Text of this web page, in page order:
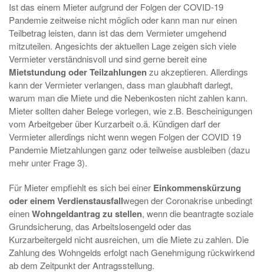
Ist das einem Mieter aufgrund der Folgen der COVID-19
Pandemie zeitweise nicht möglich oder kann man nur einen
Teilbetrag leisten, dann ist das dem Vermieter umgehend
mitzuteilen. Angesichts der aktuellen Lage zeigen sich viele
Vermieter verständnisvoll und sind gerne bereit eine
Mietstundung oder Teilzahlungenzu akzeptieren. Allerdings
kann der Vermieter verlangen, dass man glaubhaft darlegt,
warum man die Miete und die Nebenkosten nicht zahlen kann.
Mieter sollten daher Belege vorlegen, wie z.B. Bescheinigungen
vom Arbeitgeber über Kurzarbeit o.ä. Kündigen darf der
Vermieter allerdings nicht wenn wegen Folgen der COVID 19
Pandemie Mietzahlungen ganz oder teilweise ausbleiben (dazu
mehr unter Frage 3).
Für Mieter empfiehlt es sich bei einer Einkommenskürzung
oder einem Verdienstausfallwegen der Coronakrise unbedingt
einenWohngeldantrag zu stellen, wenn die beantragte soziale
Grundsicherung, das Arbeitslosengeld oder das
Kurzarbeitergeld nicht ausreichen, um die Miete zu zahlen. Die
Zahlung des Wohngelds erfolgt nach Genehmigung rückwirkend
ab dem Zeitpunkt der Antragsstellung.